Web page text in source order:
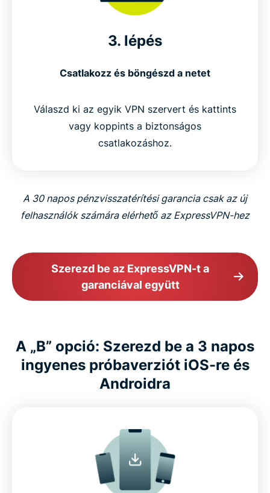
3. lépés
Csatlakozz és böngészd a netet
Válaszd ki az egyik VPN szervert és kattints
vagy koppints a biztonságos
csatlakozáshoz.
A 30 napos pénzvisszatérítési garancia csak az új
felhasználók számára elérhető az ExpressVPN-hez
Szerezd be az ExpressVPN-t a
garanciával együtt
A „B” opció: Szerezd be a 3 napos
ingyenes próbaverziót iOS-re és
Androidra